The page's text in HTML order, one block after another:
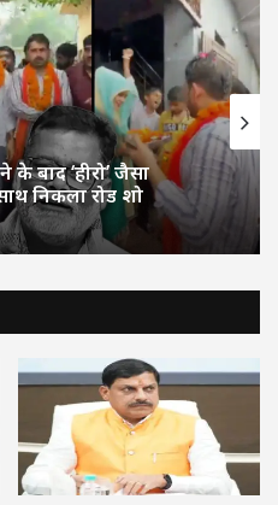
बाद ‘हीरो’ जैसा
निकला रोड शो